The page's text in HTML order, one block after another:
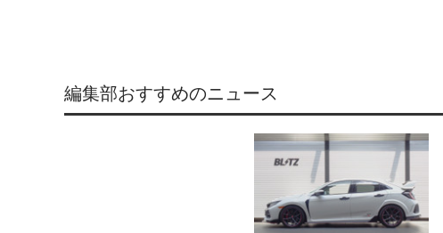
編集部おすすめのニュース